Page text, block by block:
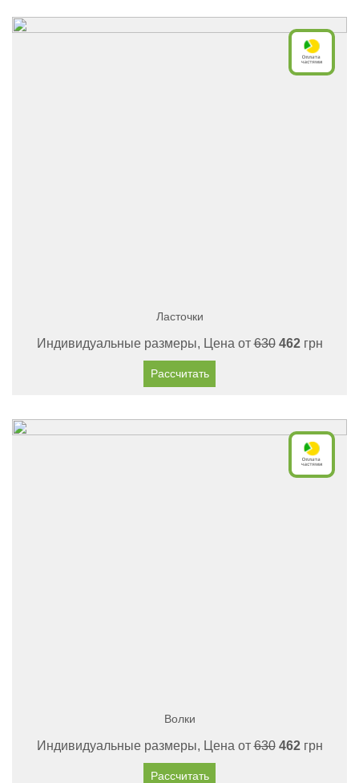
Ласточки
Индивидуальные размеры, Цена от630 462грн
Рассчитать
Волки
Индивидуальные размеры, Цена от630 462грн
Рассчитать